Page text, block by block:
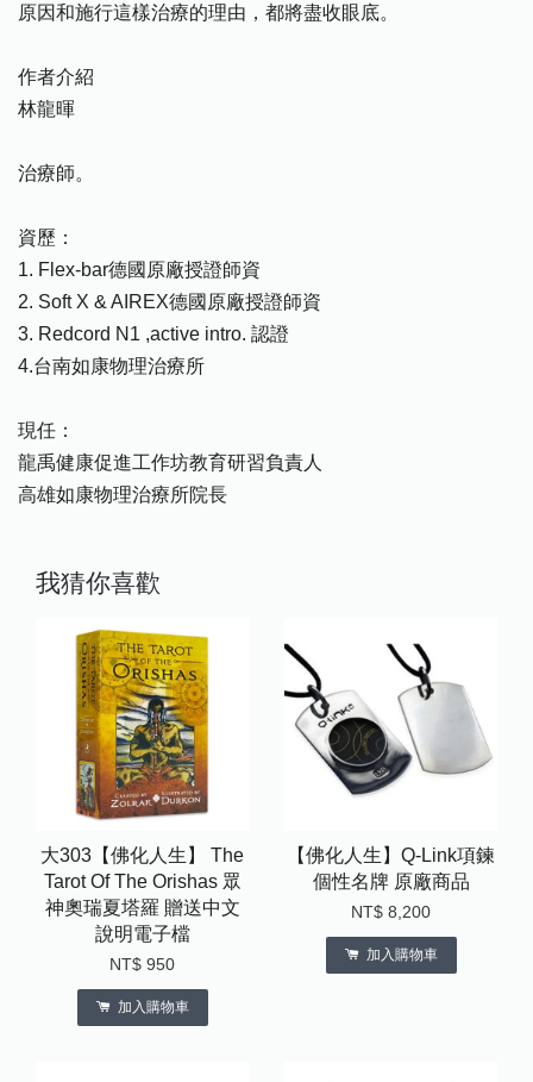
原因和施行這樣治療的理由，都將盡收眼底。
作者介紹
林龍暉
治療師。
資歷：
1. Flex-bar德國原廠授證師資
2. Soft X & AIREX德國原廠授證師資
3. Redcord N1 ,active intro. 認證
4.台南如康物理治療所
現任：
龍禹健康促進工作坊教育研習負責人
高雄如康物理治療所院長
我猜你喜歡
大303【佛化人生】 The
Tarot Of The Orishas 眾
神奧瑞夏塔羅 贈送中文
說明電子檔
NT$ 950
加入購物車
【佛化人生】Q-Link項鍊
個性名牌 原廠商品
NT$ 8,200
加入購物車